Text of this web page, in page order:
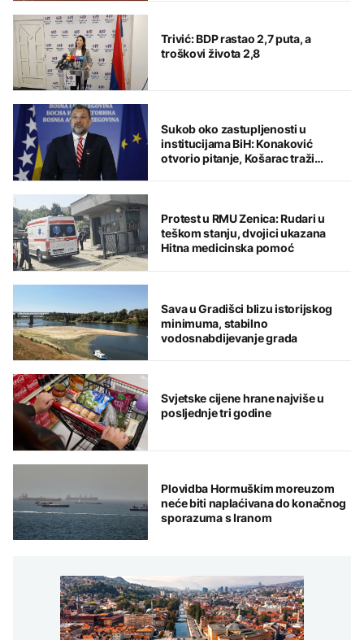
Trivić: BDP rastao 2,7 puta, a
troškovi života 2,8
Sukob oko zastupljenosti u
institucijama BiH: Konaković
otvorio pitanje, Košarac traži
Protest u RMU Zenica: Rudari u
teškom stanju, dvojici ukazana
Hitna medicinska pomoć
Sava u Gradišci blizu istorijskog
minimuma, stabilno
vodosnabdijevanje grada
Svjetske cijene hrane najviše u
posljednje tri godine
Plovidba Hormuškim moreuzom
neće biti naplaćivana do konačnog
sporazuma s Iranom